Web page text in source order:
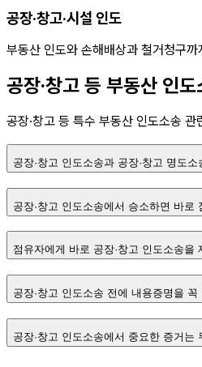
공장·창고·시설 인도
부동산 인도와 손해배상과 철거청구
공장·창고 등 부동산 인
공장·창고 등 특수 부동산 인도소송 관
공장·창고 인도소송과 공장·창고 명도
공장·창고 인도소송에서 승소하면 바로
점유자에게 바로 공장·창고 인도소송을
공장·창고 인도소송 전에 내용증명을
공장·창고 인도소송에서 중요한 증거는